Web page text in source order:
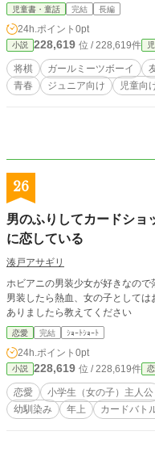
粋な『将棋が
人は、神戸で
竜王戦』を目
を挟むことが
いに再び熱を
―
児童書・童話 完結 長編
24h.ポイント 0pt
小説 228,619 位 / 228,619件
将棋 ガールミーツボーイ
青春
ジュニア向け 児童向
26
男のふりしてカードショ
に恋している
湊戸アサギリ
ホビアニの男装少女が好きなので
男装したら熱血、女の子として
ありましたら教えてください
恋愛 完結 ｼｮｰﾄｼｮｰﾄ
24h.ポイント 0pt
小説 228,619 位 / 228,619件
恋愛 小学生（女の子）主人公
幼馴染み
年上 カードバト